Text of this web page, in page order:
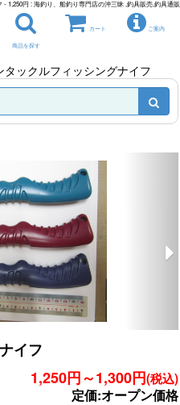
1,250円 : 海釣り、船釣り専門店の沖三昧 ,釣具販売,釣具通販
商品を探す
カート ご案内
ックルフィッシングナイフ
イフ
1,250円～1,300円(税込)
定価:オープン価格